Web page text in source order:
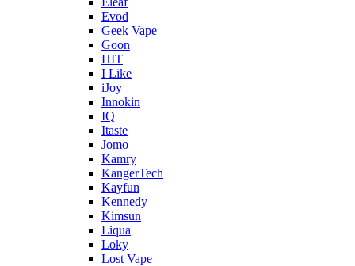
Evod
Geek Vape
Goon
HIT
I Like
iJoy
Innokin
IQ
Itaste
Jomo
Kamry
KangerTech
Kayfun
Kennedy
Kimsun
Liqua
Loky
Lost Vape